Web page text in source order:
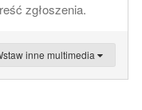
zgłoszenia.
inne multimedia